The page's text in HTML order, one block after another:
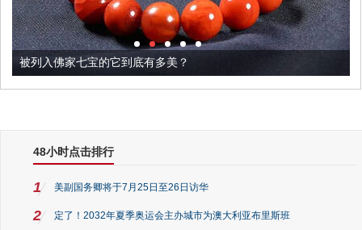
被列入佛家七宝的它到底有多美？
48小时点击排行
1 美副国务卿将于7月25日至26日访华
2 定了！2032年夏季奥运会主办城市为澳大利亚布里斯班